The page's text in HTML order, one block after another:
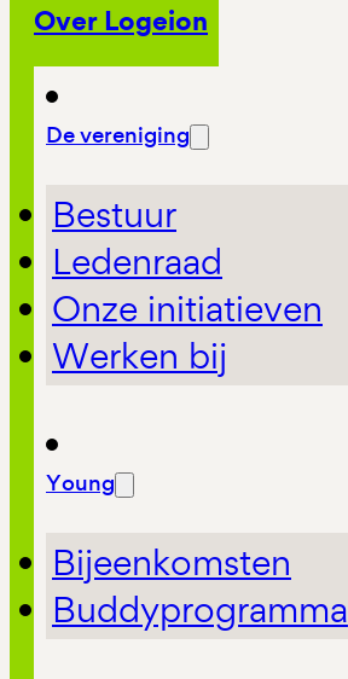
Over Logeion
De vereniging
Bestuur
Ledenraad
Onze initiatieven
Werken bij
Young
Bijeenkomsten
Buddyprogramma